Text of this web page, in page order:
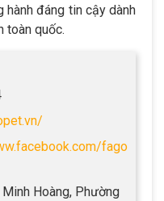
đáng tin cậy dành
toàn quốc.
fago
Hoàng, Phường